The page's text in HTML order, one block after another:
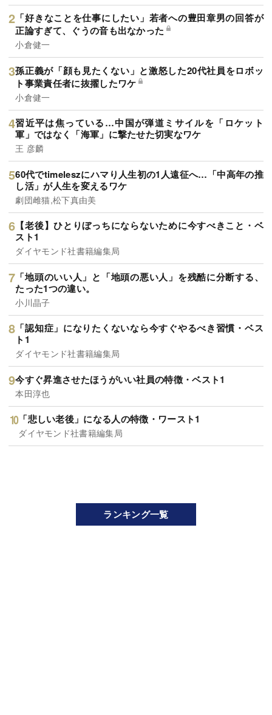
「好きなことを仕事にしたい」若者への豊田章男の回答が
正論すぎて、ぐうの音も出なかった
小倉健一
孫正義が「顔も見たくない」と激怒した20代社員をロボッ
ト事業責任者に抜擢したワケ
小倉健一
習近平は焦っている…中国が弾道ミサイルを「ロケット
軍」ではなく「海軍」に撃たせた切実なワケ
王 彦麟
60代でtimeleszにハマり人生初の1人遠征へ…「中高年の推
し活」が人生を変えるワケ
劇団雌猫,松下真由美
【老後】ひとりぼっちにならないために今すべきこと・ベ
スト1
ダイヤモンド社書籍編集局
「地頭のいい人」と「地頭の悪い人」を残酷に分断する、
たった1つの違い。
小川晶子
「認知症」になりたくないなら今すぐやるべき習慣・ベス
ト1
ダイヤモンド社書籍編集局
今すぐ昇進させたほうがいい社員の特徴・ベスト1
本田淳也
「悲しい老後」になる人の特徴・ワースト1
ダイヤモンド社書籍編集局
ランキング一覧